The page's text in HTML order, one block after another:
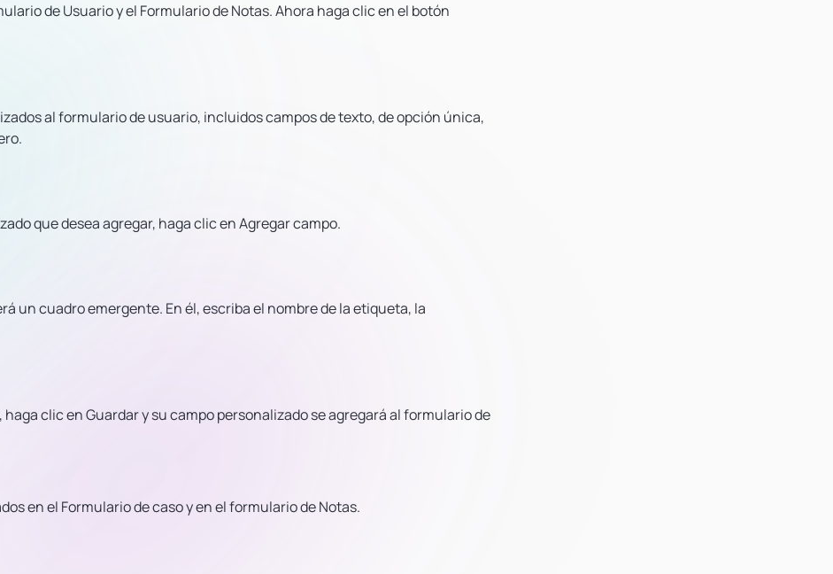
de Usuario y el Formulario de Notas. Ahora haga clic en el botón
al formulario de usuario, incluidos campos de texto, de opción única,
que desea agregar, haga clic en Agregar campo.
un cuadro emergente. En él, escriba el nombre de la etiqueta, la
clic en Guardar y su campo personalizado se agregará al formulario de
en el Formulario de caso y en el formulario de Notas.